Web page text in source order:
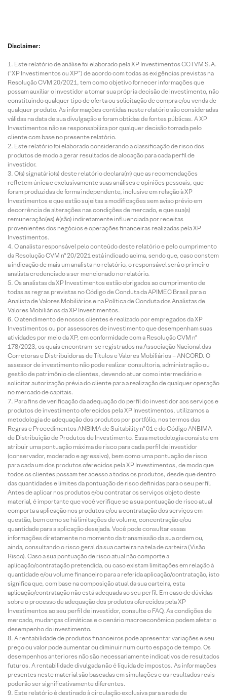
Disclaimer:
Este relatório de análise foi elaborado pela XP Investimentos CCTVM S.A.
(“XP Investimentos ou XP”) de acordo com todas as exigências previstas na
Resolução CVM 20/2021, tem como objetivo fornecer informações que
possam auxiliar o investidor a tomar sua própria decisão de investimento, não
constituindo qualquer tipo de oferta ou solicitação de compra e/ou venda de
qualquer produto. As informações contidas neste relatório são consideradas
válidas na data de sua divulgação e foram obtidas de fontes públicas. A XP
Investimentos não se responsabiliza por qualquer decisão tomada pelo
cliente com base no presente relatório.
Este relatório foi elaborado considerando a classificação de risco dos
produtos de modo a gerar resultados de alocação para cada perfil de
investidor.
O(s) signatário(s) deste relatório declara(m) que as recomendações
refletem única e exclusivamente suas análises e opiniões pessoais, que
foram produzidas de forma independente, inclusive em relação à XP
Investimentos e que estão sujeitas a modificações sem aviso prévio em
decorrência de alterações nas condições de mercado, e que sua(s)
remuneração(es) é(são) indiretamente influenciada por receitas
provenientes dos negócios e operações financeiras realizadas pela XP
Investimentos.
O analista responsável pelo conteúdo deste relatório e pelo cumprimento
da Resolução CVM nº 20/2021 está indicado acima, sendo que, caso constem
a indicação de mais um analista no relatório, o responsável será o primeiro
analista credenciado a ser mencionado no relatório.
Os analistas da XP Investimentos estão obrigados ao cumprimento de
todas as regras previstas no Código de Conduta da APIMEC Brasil para o
Analista de Valores Mobiliários e na Política de Conduta dos Analistas de
Valores Mobiliários da XP Investimentos.
O atendimento de nossos clientes é realizado por empregados da XP
Investimentos ou por assessores de investimento que desempenham suas
atividades por meio da XP, em conformidade com a Resolução CVM nº
178/2023, os quais encontram-se registrados na Associação Nacional das
Corretoras e Distribuidoras de Títulos e Valores Mobiliários – ANCORD. O
assessor de investimento não pode realizar consultoria, administração ou
gestão de patrimônio de clientes, devendo atuar como intermediário e
solicitar autorização prévia do cliente para a realização de qualquer operação
no mercado de capitais.
Para fins de verificação da adequação do perfil do investidor aos serviços e
produtos de investimento oferecidos pela XP Investimentos, utilizamos a
metodologia de adequação dos produtos por portfólio, nos termos das
Regras e Procedimentos ANBIMA de Suitability nº 01 e do Código ANBIMA
de Distribuição de Produtos de Investimento. Essa metodologia consiste em
atribuir uma pontuação máxima de risco para cada perfil de investidor
(conservador, moderado e agressivo), bem como uma pontuação de risco
para cada um dos produtos oferecidos pela XP Investimentos, de modo que
todos os clientes possam ter acesso a todos os produtos, desde que dentro
das quantidades e limites da pontuação de risco definidas para o seu perfil.
Antes de aplicar nos produtos e/ou contratar os serviços objeto deste
material, é importante que você verifique se a sua pontuação de risco atual
comporta a aplicação nos produtos e/ou a contratação dos serviços em
questão, bem como se há limitações de volume, concentração e/ou
quantidade para a aplicação desejada. Você pode consultar essas
informações diretamente no momento da transmissão da sua ordem ou,
ainda, consultando o risco geral da sua carteira na tela de carteira (Visão
Risco). Caso a sua pontuação de risco atual não comporte a
aplicação/contratação pretendida, ou caso existam limitações em relação à
quantidade e/ou volume financeiro para a referida aplicação/contratação, isto
significa que, com base na composição atual da sua carteira, esta
aplicação/contratação não está adequada ao seu perfil. Em caso de dúvidas
sobre o processo de adequação dos produtos oferecidos pela XP
Investimentos ao seu perfil de investidor, consulte o FAQ. As condições de
mercado, mudanças climáticas e o cenário macroeconômico podem afetar o
desempenho do investimento.
A rentabilidade de produtos financeiros pode apresentar variações e seu
preço ou valor pode aumentar ou diminuir num curto espaço de tempo. Os
desempenhos anteriores não são necessariamente indicativos de resultados
futuros. A rentabilidade divulgada não é líquida de impostos. As informações
presentes neste material são baseadas em simulações e os resultados reais
poderão ser significativamente diferentes.
Este relatório é destinado à circulação exclusiva para a rede de